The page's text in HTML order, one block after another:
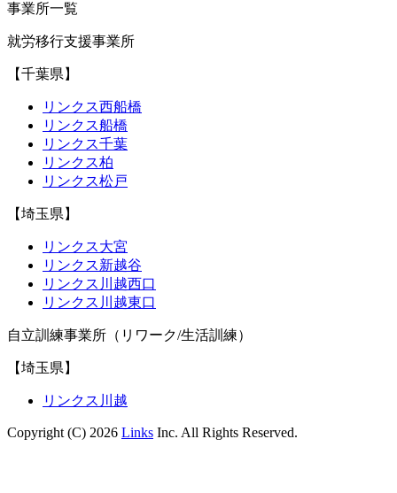
事業所一覧
就労移行支援事業所
【千葉県】
リンクス西船橋
リンクス船橋
リンクス千葉
リンクス柏
リンクス松戸
【埼玉県】
リンクス大宮
リンクス新越谷
リンクス川越西口
リンクス川越東口
自立訓練事業所（リワーク/生活訓練）
【埼玉県】
リンクス川越
Copyright (C) 2026 Links Inc. All Rights Reserved.